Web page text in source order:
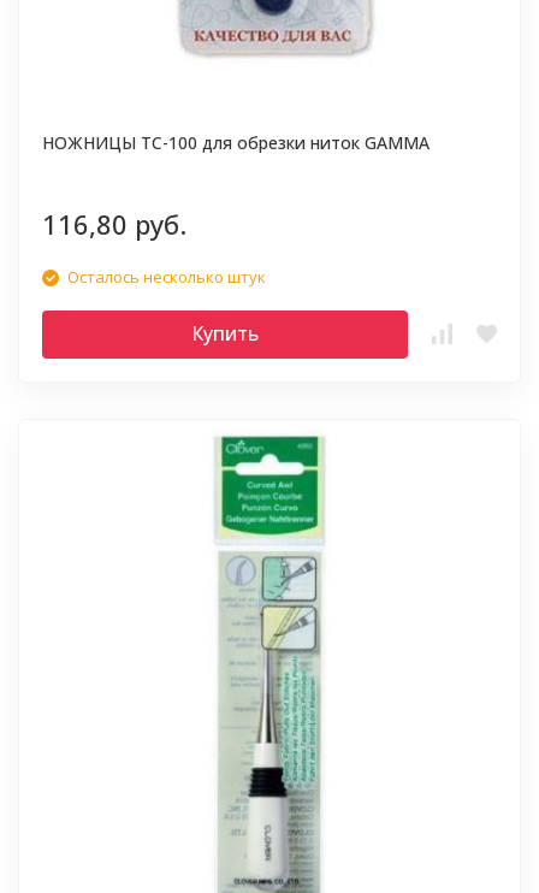
НОЖНИЦЫ TC-100 для обрезки ниток GAMMA
116,80 руб.
Осталось несколько штук
Купить